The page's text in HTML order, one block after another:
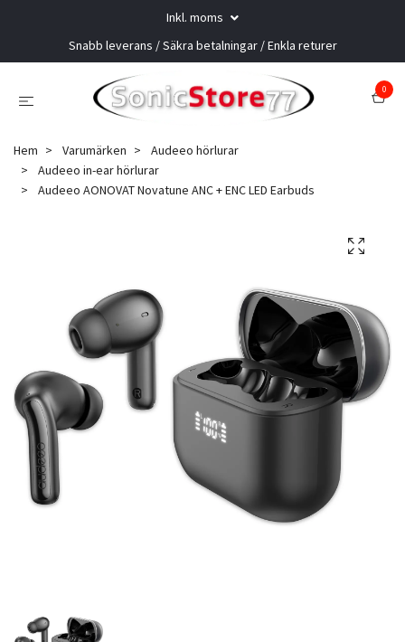
Inkl. moms
Snabb leverans / Säkra betalningar / Enkla returer
0
Hem Varumärken
Audeeo hörlurar
Audeeo in-ear hörlurar
Audeeo AONOVAT Novatune ANC + ENC LED Earbuds